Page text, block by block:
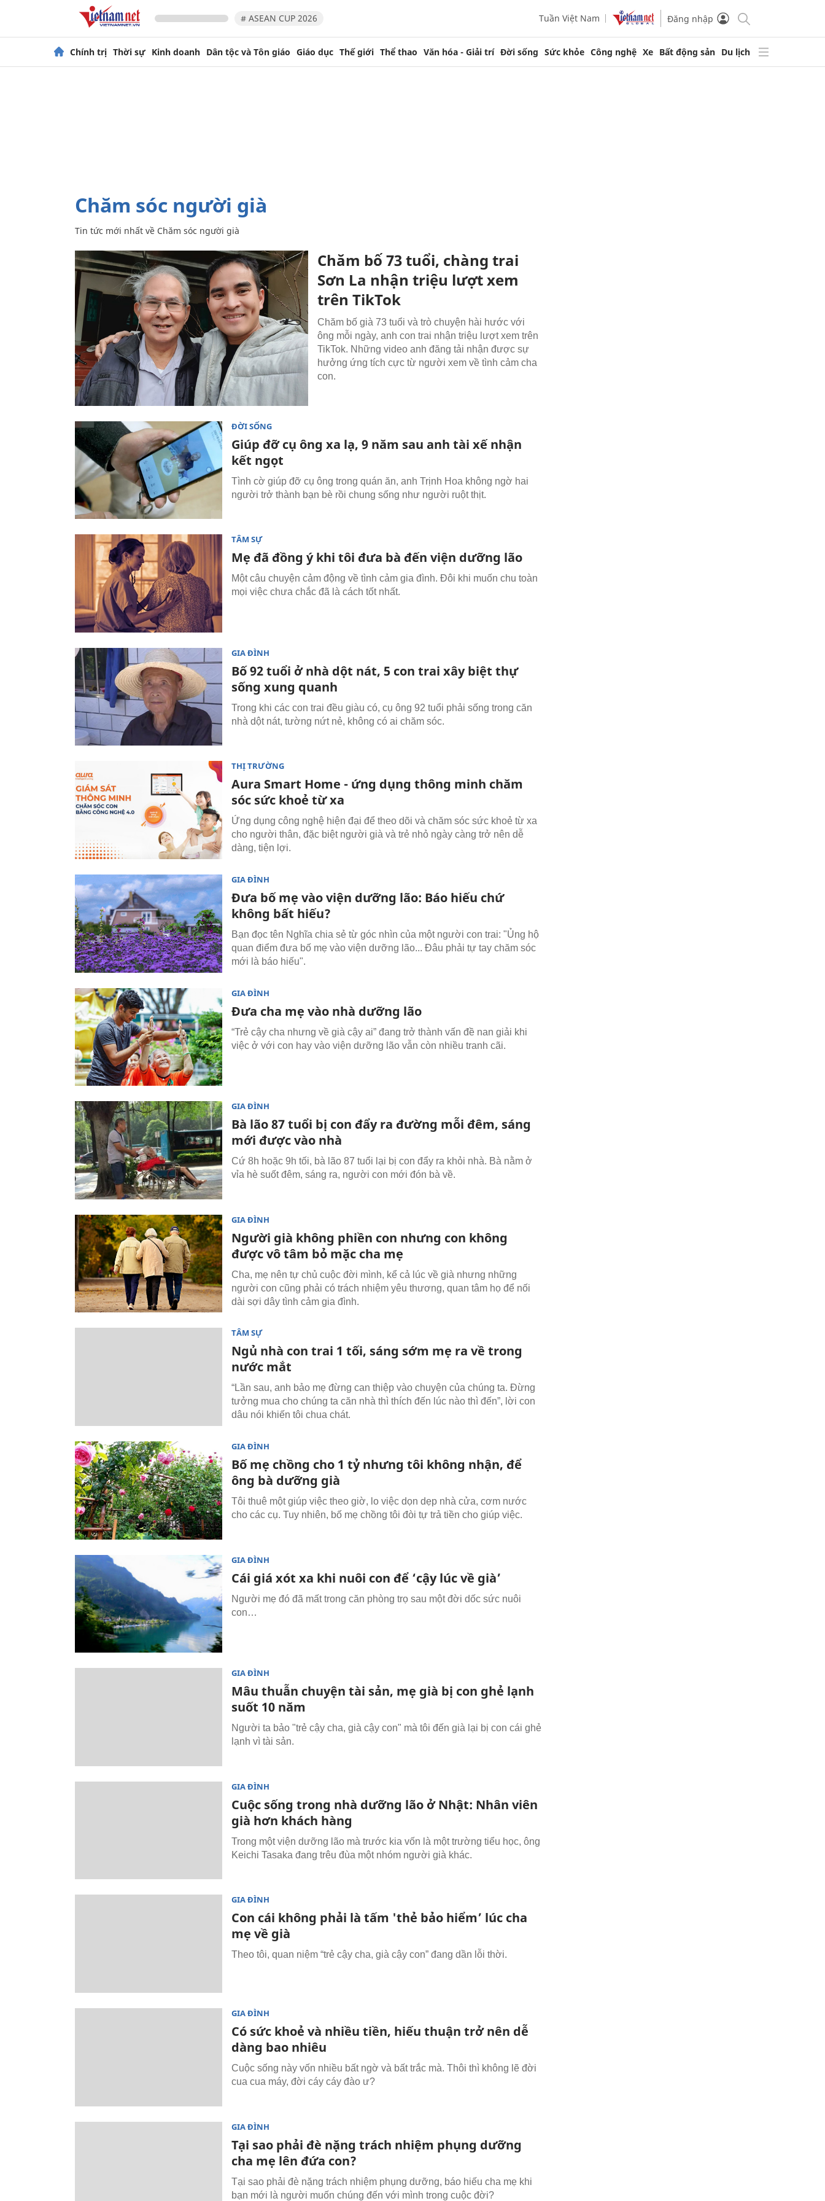
# ASEAN CUP 2026 Tuần Việt Nam Đăng nhập
Chính trị Thời sự Kinh doanh Dân tộc và Tôn giáo Giáo dục Thế giới Thể thao Văn hóa - Giải trí Đời sống Sức khỏe Công nghệ Xe Bất động sản Du lịch
Chăm sóc người già
Tin tức mới nhất về Chăm sóc người già
Chăm bố 73 tuổi, chàng trai
Sơn La nhận triệu lượt xem
trên TikTok
Chăm bố già 73 tuổi và trò chuyện hài hước với
ông mỗi ngày, anh con trai nhận triệu lượt xem trên
TikTok. Những video anh đăng tải nhận được sự
hưởng ứng tích cực từ người xem về tình cảm cha
con.
ĐỜI SỐNG
Giúp đỡ cụ ông xa lạ, 9 năm sau anh tài xế nhận
kết ngọt
Tình cờ giúp đỡ cụ ông trong quán ăn, anh Trịnh Hoa không ngờ hai
người trở thành bạn bè rồi chung sống như người ruột thịt.
TÂM SỰ
Mẹ đã đồng ý khi tôi đưa bà đến viện dưỡng lão
Một câu chuyện cảm động về tình cảm gia đình. Đôi khi muốn chu toàn
mọi việc chưa chắc đã là cách tốt nhất.
GIA ĐÌNH
Bố 92 tuổi ở nhà dột nát, 5 con trai xây biệt thự
sống xung quanh
Trong khi các con trai đều giàu có, cụ ông 92 tuổi phải sống trong căn
nhà dột nát, tường nứt nẻ, không có ai chăm sóc.
THỊ TRƯỜNG
Aura Smart Home - ứng dụng thông minh chăm
sóc sức khoẻ từ xa
Ứng dụng công nghệ hiện đại để theo dõi và chăm sóc sức khoẻ từ xa
cho người thân, đặc biệt người già và trẻ nhỏ ngày càng trở nên dễ
dàng, tiện lợi.
GIA ĐÌNH
Đưa bố mẹ vào viện dưỡng lão: Báo hiếu chứ
không bất hiếu?
Bạn đọc tên Nghĩa chia sẻ từ góc nhìn của một người con trai: "Ủng hộ
quan điểm đưa bố mẹ vào viện dưỡng lão... Đâu phải tự tay chăm sóc
mới là báo hiếu".
GIA ĐÌNH
Đưa cha mẹ vào nhà dưỡng lão
“Trẻ cậy cha nhưng về già cậy ai” đang trở thành vấn đề nan giải khi
việc ở với con hay vào viện dưỡng lão vẫn còn nhiều tranh cãi.
GIA ĐÌNH
Bà lão 87 tuổi bị con đẩy ra đường mỗi đêm, sáng
mới được vào nhà
Cứ 8h hoặc 9h tối, bà lão 87 tuổi lại bị con đẩy ra khỏi nhà. Bà nằm ở
vỉa hè suốt đêm, sáng ra, người con mới đón bà về.
GIA ĐÌNH
Người già không phiền con nhưng con không
được vô tâm bỏ mặc cha mẹ
Cha, mẹ nên tự chủ cuộc đời mình, kể cả lúc về già nhưng những
người con cũng phải có trách nhiệm yêu thương, quan tâm họ để nối
dài sợi dây tình cảm gia đình.
TÂM SỰ
Ngủ nhà con trai 1 tối, sáng sớm mẹ ra về trong
nước mắt
“Lần sau, anh bảo mẹ đừng can thiệp vào chuyện của chúng ta. Đừng
tưởng mua cho chúng ta căn nhà thì thích đến lúc nào thì đến”, lời con
dâu nói khiến tôi chua chát.
GIA ĐÌNH
Bố mẹ chồng cho 1 tỷ nhưng tôi không nhận, để
ông bà dưỡng già
Tôi thuê một giúp việc theo giờ, lo việc dọn dẹp nhà cửa, cơm nước
cho các cụ. Tuy nhiên, bố mẹ chồng tôi đòi tự trả tiền cho giúp việc.
GIA ĐÌNH
Cái giá xót xa khi nuôi con để ‘cậy lúc về già’
Người mẹ đó đã mất trong căn phòng trọ sau một đời dốc sức nuôi
con…
GIA ĐÌNH
Mâu thuẫn chuyện tài sản, mẹ già bị con ghẻ lạnh
suốt 10 năm
Người ta bảo "trẻ cậy cha, già cậy con" mà tôi đến già lại bị con cái ghẻ
lạnh vì tài sản.
GIA ĐÌNH
Cuộc sống trong nhà dưỡng lão ở Nhật: Nhân viên
già hơn khách hàng
Trong một viện dưỡng lão mà trước kia vốn là một trường tiểu học, ông
Keichi Tasaka đang trêu đùa một nhóm người già khác.
GIA ĐÌNH
Con cái không phải là tấm 'thẻ bảo hiểm’ lúc cha
mẹ về già
Theo tôi, quan niệm “trẻ cậy cha, già cậy con” đang dần lỗi thời.
GIA ĐÌNH
Có sức khoẻ và nhiều tiền, hiếu thuận trở nên dễ
dàng bao nhiêu
Cuộc sống này vốn nhiều bất ngờ và bất trắc mà. Thôi thì không lẽ đời
cua cua máy, đời cáy cáy đào ư?
GIA ĐÌNH
Tại sao phải đè nặng trách nhiệm phụng dưỡng
cha mẹ lên đứa con?
Tại sao phải đè nặng trách nhiệm phụng dưỡng, báo hiếu cha mẹ khi
bạn mới là người muốn chúng đến với mình trong cuộc đời?